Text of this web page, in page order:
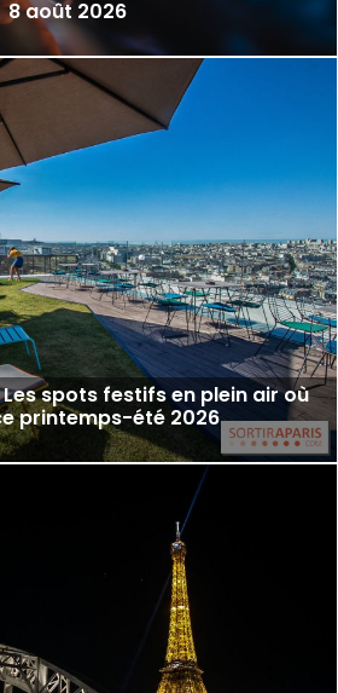
8 août 2026
spots festifs en plein air où
printemps-été 2026